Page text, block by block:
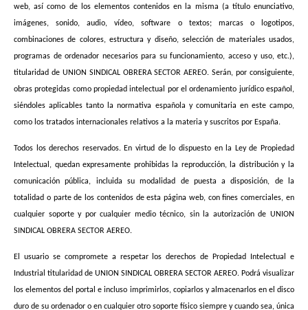
web, así como de los elementos contenidos en la misma (a título enunciativo,
imágenes, sonido, audio, vídeo, software o textos; marcas o logotipos,
combinaciones de colores, estructura y diseño, selección de materiales usados,
programas de ordenador necesarios para su funcionamiento, acceso y uso, etc.),
titularidad de UNION SINDICAL OBRERA SECTOR AEREO. Serán, por consiguiente,
obras protegidas como propiedad intelectual por el ordenamiento jurídico español,
siéndoles aplicables tanto la normativa española y comunitaria en este campo,
como los tratados internacionales relativos a la materia y suscritos por España.
Todos los derechos reservados. En virtud de lo dispuesto en la Ley de Propiedad
Intelectual, quedan expresamente prohibidas la reproducción, la distribución y la
comunicación pública, incluida su modalidad de puesta a disposición, de la
totalidad o parte de los contenidos de esta página web, con fines comerciales, en
cualquier soporte y por cualquier medio técnico, sin la autorización de UNION
SINDICAL OBRERA SECTOR AEREO.
El usuario se compromete a respetar los derechos de Propiedad Intelectual e
Industrial titularidad de UNION SINDICAL OBRERA SECTOR AEREO. Podrá visualizar
los elementos del portal e incluso imprimirlos, copiarlos y almacenarlos en el disco
duro de su ordenador o en cualquier otro soporte físico siempre y cuando sea, única